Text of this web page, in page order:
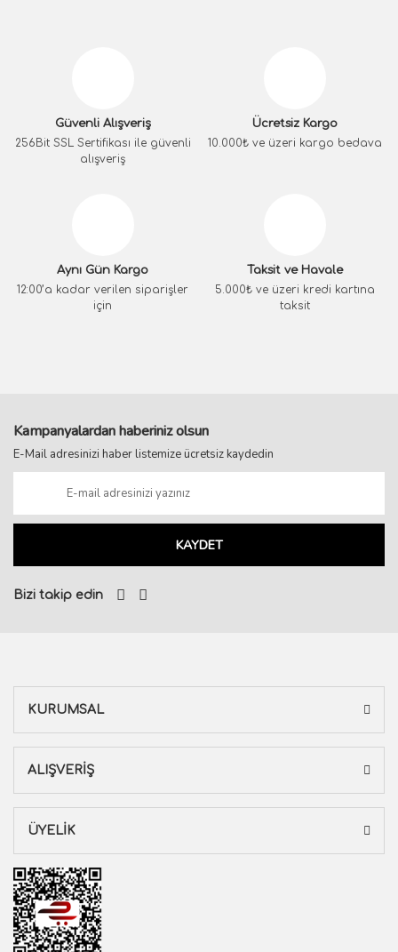
Güvenli Alışveriş
256Bit SSL Sertifikası ile güvenli
alışveriş
Ücretsiz Kargo
10.000₺ ve üzeri kargo bedava
Aynı Gün Kargo
12:00’a kadar verilen siparişler
için
Taksit ve Havale
5.000₺ ve üzeri kredi kartına
taksit
Kampanyalardan haberiniz olsun
E-Mail adresinizi haber listemize ücretsiz kaydedin
KAYDET
Bizi takip edin
KURUMSAL
ALIŞVERİŞ
ÜYELİK